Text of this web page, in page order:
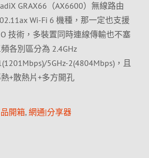
GRAX66（AX6600）無線路由
Wi-Fi 6 機種，那一定也支援
技術，多裝置同時連線傳輸也不塞
各別區分為 2.4GHz
5GHz-2(4804Mbps)，且
+散熱片+多方開孔
開箱, 網通|分享器